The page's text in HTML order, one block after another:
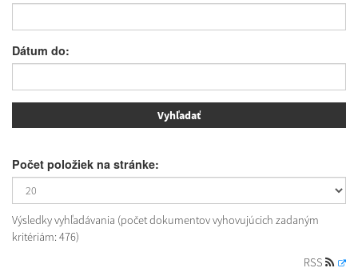
Dátum do:
Počet položiek na stránke:
Výsledky vyhľadávania (počet dokumentov vyhovujúcich zadaným
kritériám: 476)
RSS